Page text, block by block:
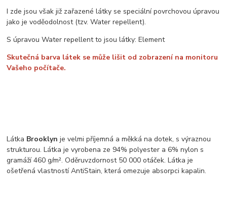
I zde jsou však již zařazené látky se speciální povrchovou úpravou
jako je voděodolnost (tzv. Water repellent).
S úpravou Water repellent to jsou látky: Element
Skutečná barva látek se může lišit od zobrazení na monitoru
Vašeho počítače.
Látka Brooklyn je velmi příjemná a měkká na dotek, s výraznou
strukturou. Látka je vyrobena ze 94% polyester a 6% nylon s
gramáží 460 g/m². Oděruvzdornost 50 000 otáček. Látka je
ošetřená vlastností AntiStain, která omezuje absorpci kapalin.